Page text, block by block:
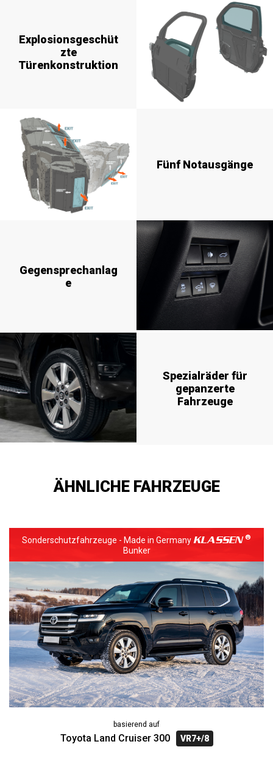
Explosionsgeschüt
zte
Türenkonstruktion
Fünf Notausgänge
Gegensprechanlag
e
Spezialräder für
gepanzerte
Fahrzeuge
ÄHNLICHE FAHRZEUGE
Sonderschutzfahrzeuge - Made in Germany KLASSEN
Bunker
basierend auf
Toyota Land Cruiser 300 VR7+/8